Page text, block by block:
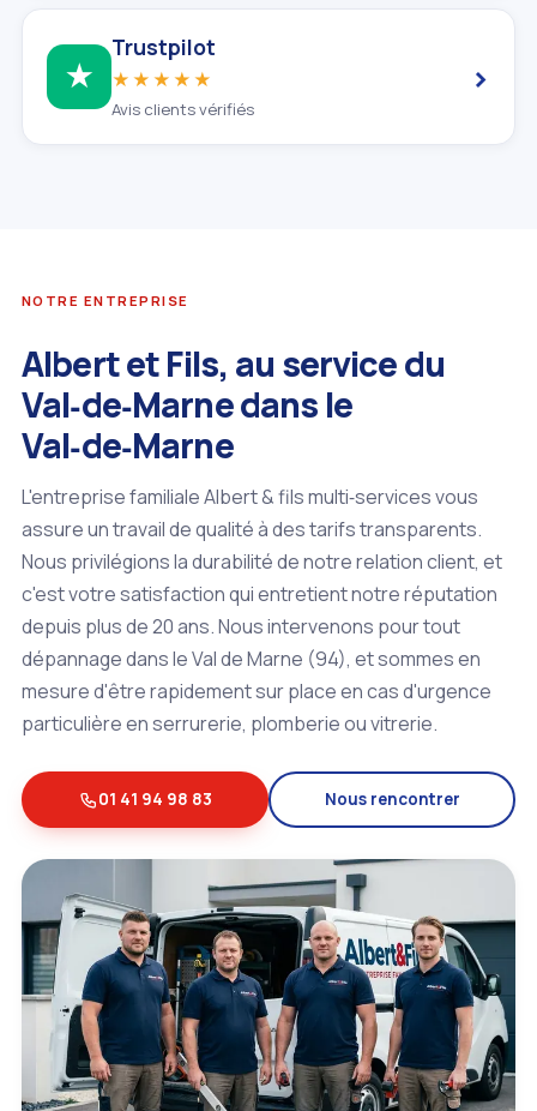
★
Trustpilot
★★★★★
Avis clients vérifiés
›
NOTRE ENTREPRISE
Albert et Fils, au service du
Val‑de‑Marne dans le
Val‑de‑Marne
L'entreprise familiale Albert & fils multi‑services vous
assure un travail de qualité à des tarifs transparents.
Nous privilégions la durabilité de notre relation client, et
c'est votre satisfaction qui entretient notre réputation
depuis plus de 20 ans. Nous intervenons pour tout
dépannage dans le Val de Marne (94), et sommes en
mesure d'être rapidement sur place en cas d'urgence
particulière en serrurerie, plomberie ou vitrerie.
01 41 94 98 83 Nous rencontrer